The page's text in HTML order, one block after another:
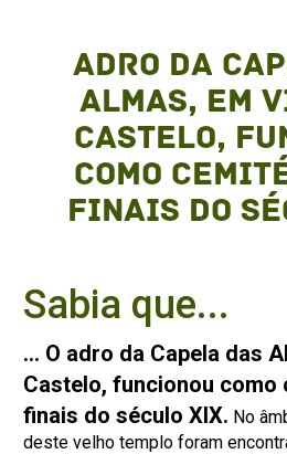
Adro da
Almas, em
Castelo,
como
finais do
Sabia que...
… O adro da Capela das
Castelo, funcionou como
finais do século XIX. No
deste velho templo foram